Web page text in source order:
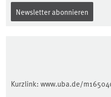
Newsletter abonnieren
Kurzlink: www.uba.de/